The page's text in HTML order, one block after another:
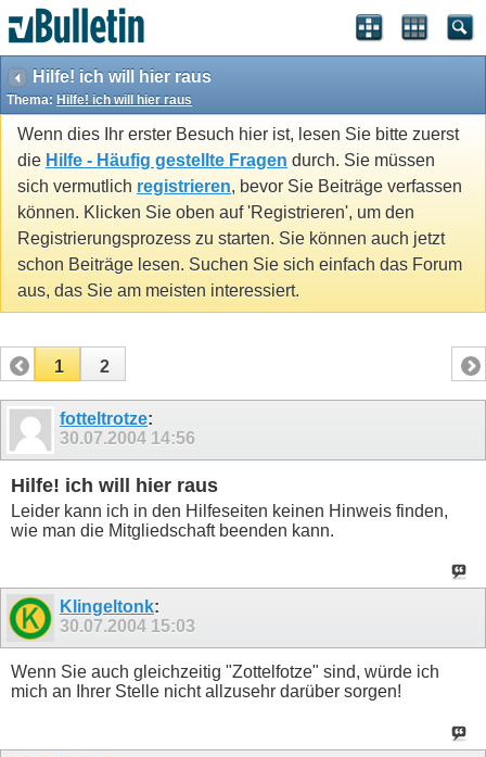
Hilfe! ich will hier raus
Thema: Hilfe! ich will hier raus
Wenn dies Ihr erster Besuch hier ist, lesen Sie bitte zuerst
die Hilfe - Häufig gestellte Fragen durch. Sie müssen
sich vermutlich registrieren, bevor Sie Beiträge verfassen
können. Klicken Sie oben auf 'Registrieren', um den
Registrierungsprozess zu starten. Sie können auch jetzt
schon Beiträge lesen. Suchen Sie sich einfach das Forum
aus, das Sie am meisten interessiert.
1 2
fotteltrotze:
30.07.2004 14:56
Hilfe! ich will hier raus
Leider kann ich in den Hilfeseiten keinen Hinweis finden,
wie man die Mitgliedschaft beenden kann.
Klingeltonk:
30.07.2004 15:03
Wenn Sie auch gleichzeitig "Zottelfotze" sind, würde ich
mich an Ihrer Stelle nicht allzusehr darüber sorgen!